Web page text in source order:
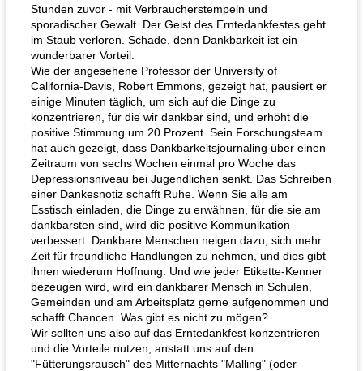
Stunden zuvor - mit Verbraucherstempeln und
sporadischer Gewalt. Der Geist des Erntedankfestes geht
im Staub verloren. Schade, denn Dankbarkeit ist ein
wunderbarer Vorteil.
Wie der angesehene Professor der University of
California-Davis, Robert Emmons, gezeigt hat, pausiert er
einige Minuten täglich, um sich auf die Dinge zu
konzentrieren, für die wir dankbar sind, und erhöht die
positive Stimmung um 20 Prozent. Sein Forschungsteam
hat auch gezeigt, dass Dankbarkeitsjournaling über einen
Zeitraum von sechs Wochen einmal pro Woche das
Depressionsniveau bei Jugendlichen senkt. Das Schreiben
einer Dankesnotiz schafft Ruhe. Wenn Sie alle am
Esstisch einladen, die Dinge zu erwähnen, für die sie am
dankbarsten sind, wird die positive Kommunikation
verbessert. Dankbare Menschen neigen dazu, sich mehr
Zeit für freundliche Handlungen zu nehmen, und dies gibt
ihnen wiederum Hoffnung. Und wie jeder Etikette-Kenner
bezeugen wird, wird ein dankbarer Mensch in Schulen,
Gemeinden und am Arbeitsplatz gerne aufgenommen und
schafft Chancen. Was gibt es nicht zu mögen?
Wir sollten uns also auf das Erntedankfest konzentrieren
und die Vorteile nutzen, anstatt uns auf den
"Fütterungsrausch" des Mitternachts "Malling" (oder